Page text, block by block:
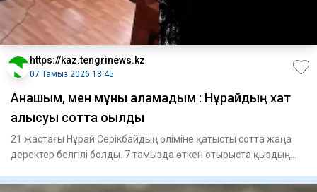
https://kaz.tengrinews.kz
07 Тамыз 2026 13:45
Анашым, мен мұны қаламадым : Нұрайдың хат
алысуы сотта оқылды
21 жастағы Нұрай Серікбайдың өліміне қатысты сотта жаңа
деректер белгілі болды. 7 тамызда өткен отырыста қыздың